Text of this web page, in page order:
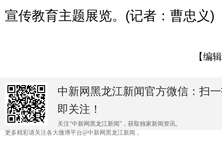
宣传教育主题展览。(记者：曹忠义)
【编
中新网黑龙江新闻官方微信：扫
即关注！
关注“中新网黑龙江新闻”，获取独家新闻资讯。
更多精彩请关注各大微博平台@中新网黑龙江新闻 。